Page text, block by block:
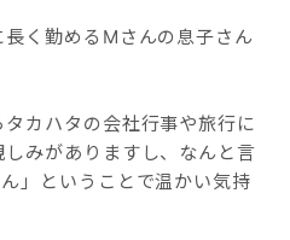
く勤めるMさんの息子さん
カハタの会社行事や旅行に
みがありますし、なんと言
」ということで温かい気持